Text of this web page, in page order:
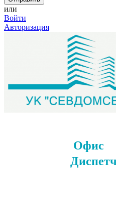
или
Войти
Авторизация
Офис
Диспетчер